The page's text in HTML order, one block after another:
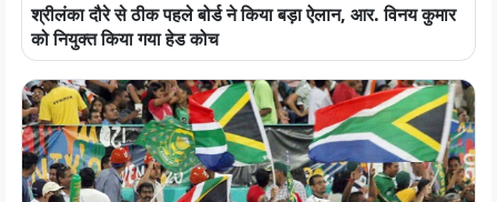
श्रीलंका दौरे से ठीक पहले बोर्ड ने किया बड़ा ऐलान, आर. विनय कुमार
को नियुक्त किया गया हेड कोच